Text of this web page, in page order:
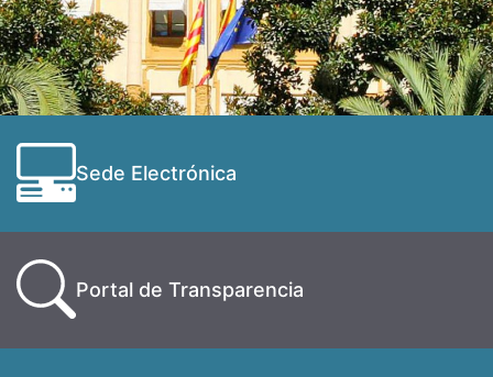
Sede Electrónica
Portal de Transparencia